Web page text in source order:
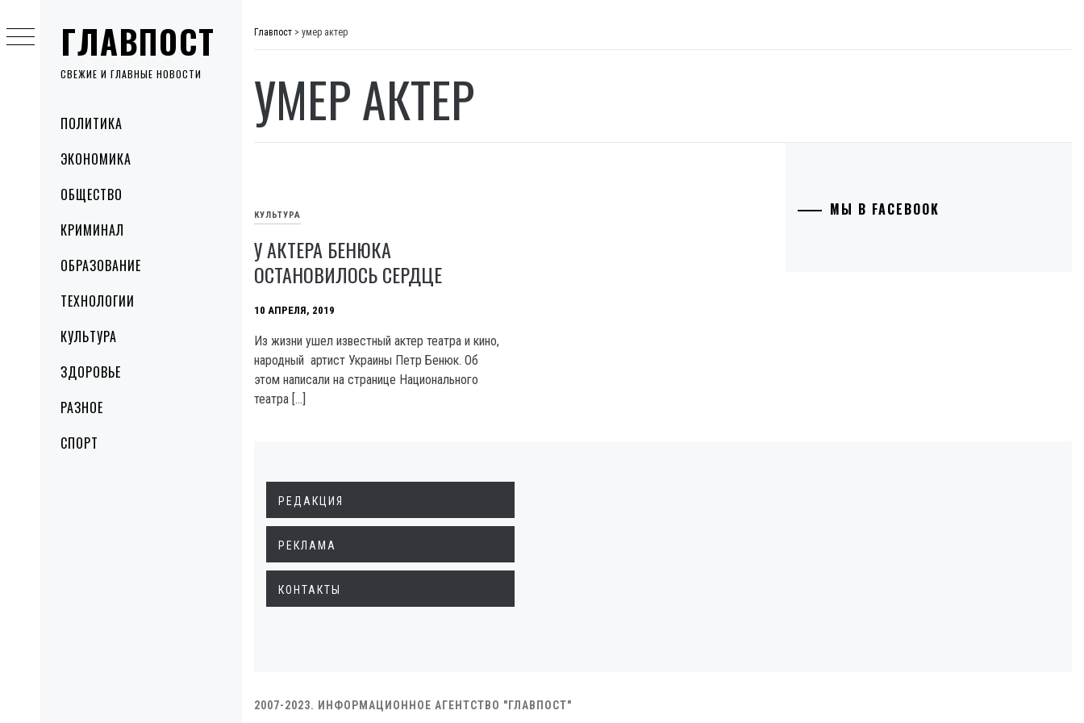
ГЛАВПОСТ
СВЕЖИЕ И ГЛАВНЫЕ НОВОСТИ
MenuПОЛИТИКА
ЭКОНОМИКА
ОБЩЕСТВО
КРИМИНАЛ
ОБРАЗОВАНИЕ
ТЕХНОЛОГИИ
КУЛЬТУРА
ЗДОРОВЬЕ
РАЗНОЕ
СПОРТ
to
content
Главпост > умер актер
УМЕР АКТЕР
КУЛЬТУРА
У АКТЕРА БЕНЮКА
ОСТАНОВИЛОСЬ СЕРДЦЕ
10 АПРЕЛЯ, 2019
Из жизни ушел известный актер театра и кино,
народный артист Украины Петр Бенюк. Об
этом написали на странице Национального
театра […]
МЫ В FACEBOOK
РЕДАКЦИЯ
РЕКЛАМА
КОНТАКТЫ
2007-2023. ИНФОРМАЦИОННОЕ АГЕНТСТВО "ГЛАВПОСТ"